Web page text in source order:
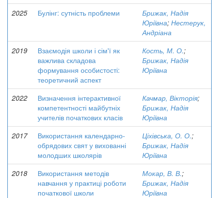
2025
Булінг: сутність проблеми
Брижак, Надія
Юріївна; Нестерук,
Андріана
2019
Взаємодія школи і сім'ї як
важлива складова
формування особистості:
теоретичний аспект
Кость, М. О.;
Брижак, Надія
Юріївна
2022
Визначення інтерактивної
компетентності майбутніх
учителів початкових класів
Качмар, Вікторія;
Брижак, Надія
Юріївна
2017
Використання календарно-
обрядових свят у вихованні
молодших школярів
Ціхівська, О. О.;
Брижак, Надія
Юріївна
2018
Використання методів
навчання у практиці роботи
початкової школи
Мокар, В. В.;
Брижак, Надія
Юріївна